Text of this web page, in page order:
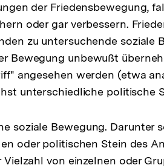
der Friedensbewegung,
oder gar verbessern.
zu untersuchende soziale
Bewegung unbewußt
angesehen werden (etwa
unterschiedliche politische
soziale Bewegung. Darunter
oder politischen Stein des
von einzelnen oder